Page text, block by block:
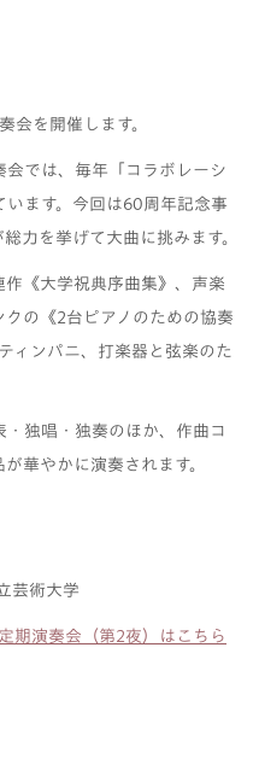
会を開催します。
では、毎年「コラボレーシ
います。今回は60周年記念事
力を挙げて大曲に挑みます。
《大学祝典序曲集》、声楽
の《2台ピアノのための協奏
ィンパニ、打楽器と弦楽のた
独唱・独奏のほか、作曲コ
華やかに演奏されます。
芸術大学
期演奏会（第2夜）はこちら